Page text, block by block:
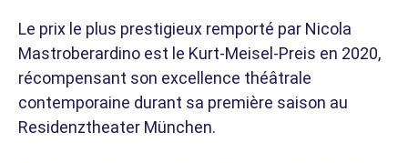
Le prix le plus prestigieux remporté par Nicola
Mastroberardino est le Kurt-Meisel-Preis en 2020,
récompensant son excellence théâtrale
contemporaine durant sa première saison au
Residenztheater München.